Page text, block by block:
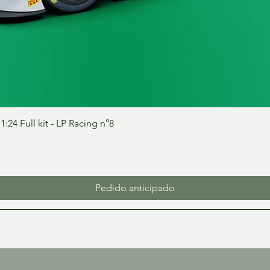
Vista rápida
Full kit - LP Racing n°8
Pedido anticipado